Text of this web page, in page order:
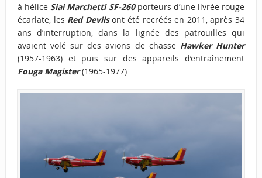
à hélice Siai Marchetti SF-260porteurs d’une livrée rouge
écarlate, les Red Devilsont été recréés en 2011, après 34
ans d’interruption, dans la lignée des patrouilles qui
avaient volé sur des avions de chasse Hawker Hunter
(1957-1963) et puis sur des appareils d’entraînement
Fouga Magister(1965-1977)